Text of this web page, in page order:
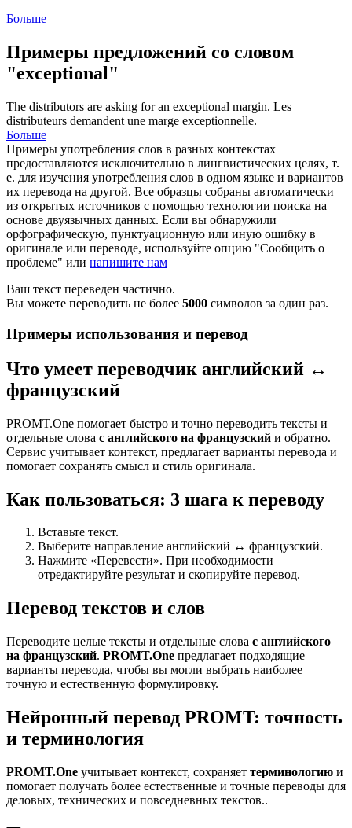
Больше
Примеры предложений со словом
"exceptional"
The distributors are asking for an exceptional margin. Les
distributeurs demandent une marge exceptionnelle.
Больше
Примеры употребления слов в разных контекстах
предоставляются исключительно в лингвистических целях, т.
е. для изучения употребления слов в одном языке и вариантов
их перевода на другой. Все образцы собраны автоматически
из открытых источников с помощью технологии поиска на
основе двуязычных данных. Если вы обнаружили
орфографическую, пунктуационную или иную ошибку в
оригинале или переводе, используйте опцию "Сообщить о
проблеме" или напишите нам
Ваш текст переведен частично.
Вы можете переводить не более 5000 символов за один раз.
Примеры использования и перевод
Что умеет переводчик английский ↔
французский
PROMT.One помогает быстро и точно переводить тексты и
отдельные слова с английского на французский и обратно.
Сервис учитывает контекст, предлагает варианты перевода и
помогает сохранять смысл и стиль оригинала.
Как пользоваться: 3 шага к переводу
Вставьте текст.
Выберите направление английский ↔ французский.
Нажмите «Перевести». При необходимости
отредактируйте результат и скопируйте перевод.
Перевод текстов и слов
Переводите целые тексты и отдельные слова с английского
на французский. PROMT.One предлагает подходящие
варианты перевода, чтобы вы могли выбрать наиболее
точную и естественную формулировку.
Нейронный перевод PROMT: точность
и терминология
PROMT.One учитывает контекст, сохраняет терминологию и
помогает получать более естественные и точные переводы для
деловых, технических и повседневных текстов..